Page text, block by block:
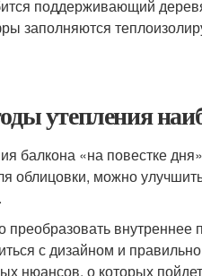
поддерживающий
заполняются
утепления
балкона «на повестке
облицовки, можно
преобразовать
с дизайном и
нюансов, о которых